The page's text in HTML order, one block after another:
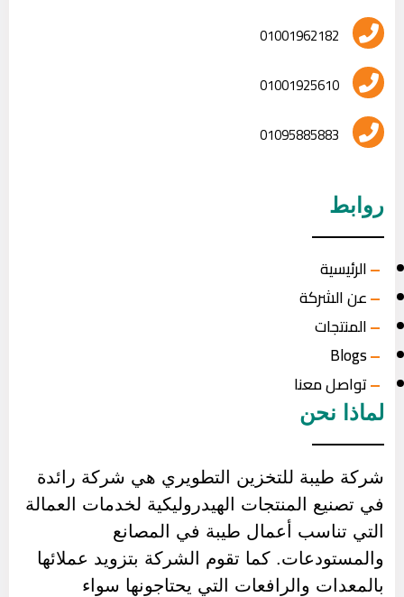
01001962182
01001925610
01095885883
روابط
الرئيسية
عن الشركة
المنتجات
Blogs
تواصل معنا
لماذا نحن
شركة طيبة للتخزين التطويري هي شركة رائدة
في تصنيع المنتجات الهيدروليكية لخدمات العمالة
التي تناسب أعمال طيبة في المصانع
والمستودعات. كما تقوم الشركة بتزويد عملائها
بالمعدات والرافعات التي يحتاجونها سواء